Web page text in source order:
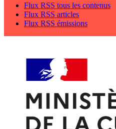
Flux RSS tous les contenus
Flux RSS articles
Flux RSS émissions